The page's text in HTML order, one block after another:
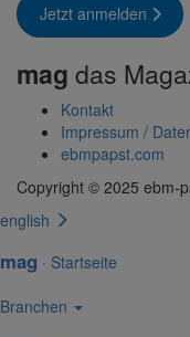
Jetzt anmelden
mag das
Kontakt
Impressum /
ebmpapst.com
Copyright © 2025
english
mag · Start­seite
Bran­chen